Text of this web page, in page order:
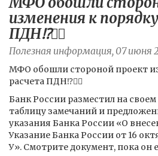
изменения к
ПДН⁉️🤷‍♀️
Полезная информация, 07 июня
МФО обошли стороной проект
расчета ПДН⁉️🤷‍♀️
Банк России разместил на
таблицу замечаний и
указания Банка России «О
Указание Банка России от 16
У». Смотрите документ, пока он